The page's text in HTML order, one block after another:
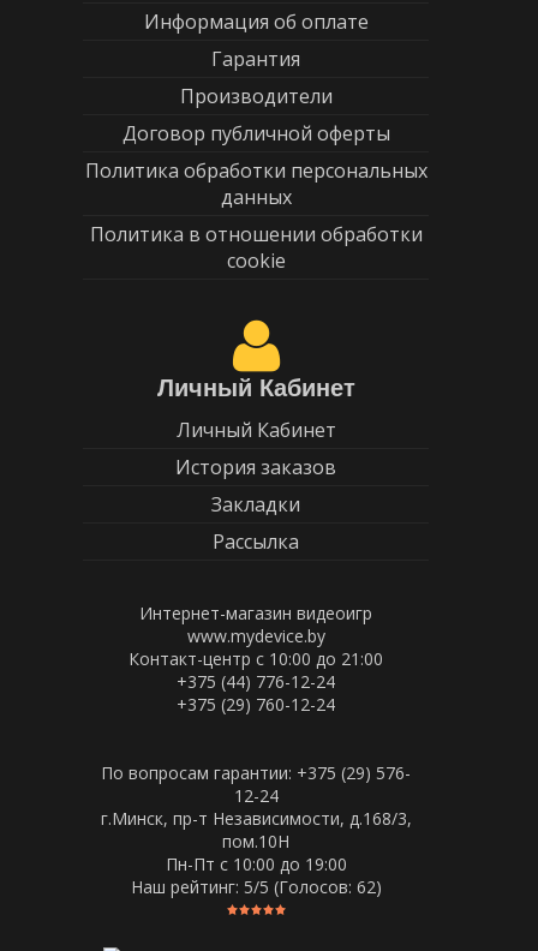
Информация об оплате
Гарантия
Производители
Договор публичной оферты
Политика обработки персональных
данных
Политика в отношении обработки
cookie
Личный Кабинет
Личный Кабинет
История заказов
Закладки
Рассылка
Интернет-магазин видеоигр
www.mydevice.by
Контакт-центр с 10:00 до 21:00
+375 (44) 776-12-24
+375 (29) 760-12-24
По вопросам гарантии: +375 (29) 576-
12-24
г.Минск, пр-т Независимости, д.168/3,
пом.10Н
Пн-Пт c 10:00 до 19:00
Наш рейтинг: 5/5 (Голосов: 62)